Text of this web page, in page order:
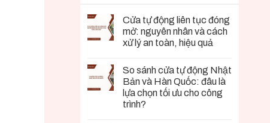
Cửa tự động liên tục đóng
mở: nguyên nhân và cách
xử lý an toàn, hiệu quả
So sánh cửa tự động Nhật
Bản và Hàn Quốc: đâu là
lựa chọn tối ưu cho công
trình?